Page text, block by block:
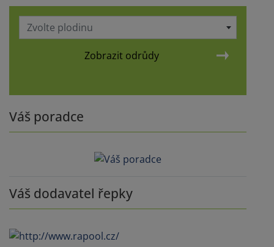
Zvolte plodinu
Zobrazit odrůdy
Váš poradce
Váš dodavatel řepky